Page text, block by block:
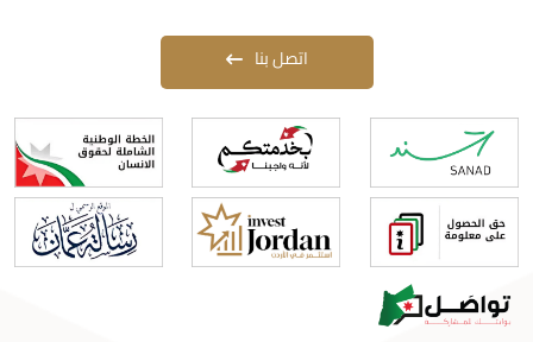
اتصل بنا